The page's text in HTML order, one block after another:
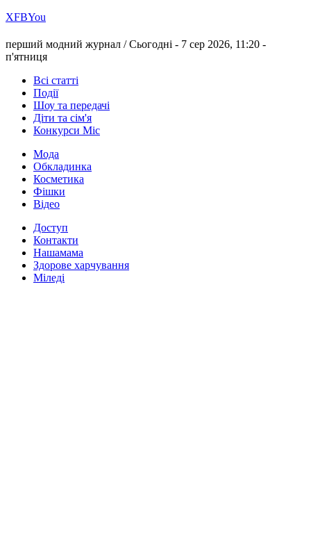
ХFBYou
перший модний журнал /Сьогодні - 7 сер 2026, 11:20 -
п'ятниця
Всі статті
Події
Шоу та передачі
Діти та сім'я
Конкурси Міс
Мода
Обкладинка
Косметика
Фішки
Відео
Доступ
Контакти
Нашамама
Здорове харчування
Міледі